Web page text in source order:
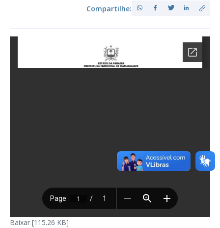
Compartilhe:
Baixar [115.26 KB]